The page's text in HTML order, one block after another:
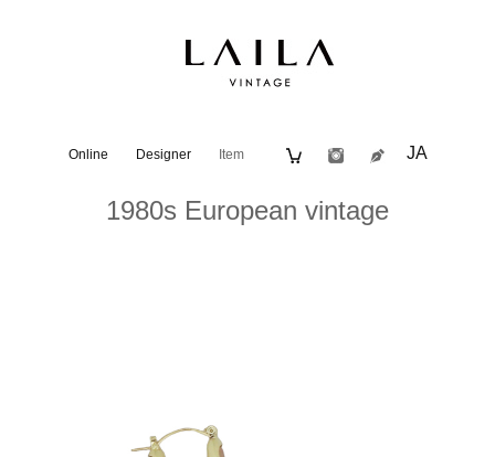
Online Designer Item JA
1980s European vintage